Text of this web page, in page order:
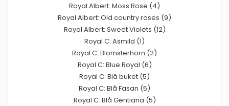
Royal Albert: Moss Rose (4)
Royal Albert: Old country roses (9)
Royal Albert: Sweet Violets (12)
Royal C: Asmild (1)
Royal C: Blomsterhorn (2)
Royal C: Blue Royal (6)
Royal C: Blå buket (5)
Royal C: Blå Fasan (5)
Royal C: Blå Gentiana (5)